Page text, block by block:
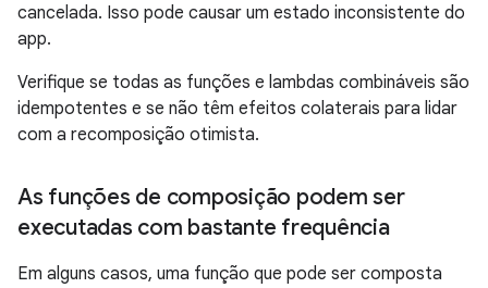
cancelada. Isso pode causar um estado inconsistente do
app.
Verifique se todas as funções e lambdas combináveis são
idempotentes e se não têm efeitos colaterais para lidar
com a recomposição otimista.
As funções de composição podem ser
executadas com bastante frequência
Em alguns casos, uma função que pode ser composta